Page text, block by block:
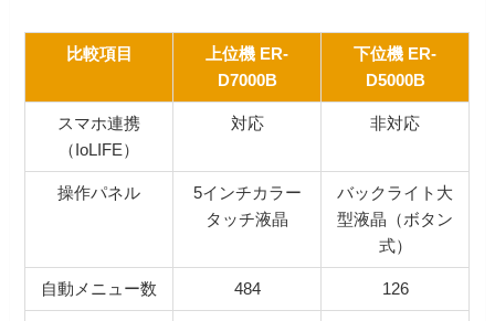
比較項目
上位機 ER-
D7000B
下位機 ER-
D5000B
スマホ連携
（IoLIFE）
対応 非対応
操作パネル
5インチカラー
タッチ液晶
バックライト大
型液晶（ボタン
式）
自動メニュー数 484 126